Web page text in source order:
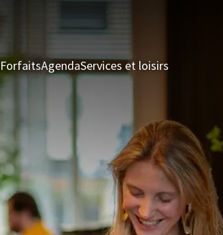
ForfaitsAgendaServices et loisirs